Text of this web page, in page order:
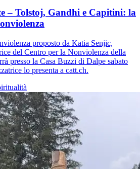
– Tolstoj, Gandhi e Capitini: la
proposto da Katia Senjic,
del Centro per la Nonviolenza della
presso la Casa Buzzi di Dalpe sabato
lo presenta a catt.ch.